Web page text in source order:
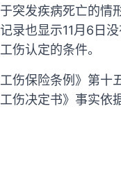
突发疾病死亡的情
录也显示11月6日
伤认定的条件。
伤保险条例》第十
伤决定书》事实依